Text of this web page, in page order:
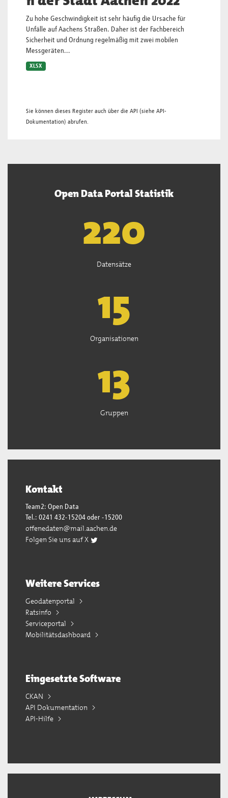
Zu hohe Geschwindigkeit ist sehr häufig die Ursache für
Unfälle auf Aachens Straßen. Daher ist der Fachbereich
Sicherheit und Ordnung regelmäßig mit zwei mobilen
Messgeräten...
XLSX
Sie können dieses Register auch über die API (siehe API-
Dokumentation) abrufen.
Open Data Portal Statistik
222
Datensätze
15
Organisationen
13
Gruppen
Kontakt
Team2: Open Data
Tel.: 0241 432-15204 oder -15200
offenedaten@mail.aachen.de
Folgen Sie uns auf X
Weitere Services
Geodatenportal
Ratsinfo
Serviceportal
Mobilitätsdashboard
Eingesetzte Software
CKAN
API Dokumentation
API-Hilfe